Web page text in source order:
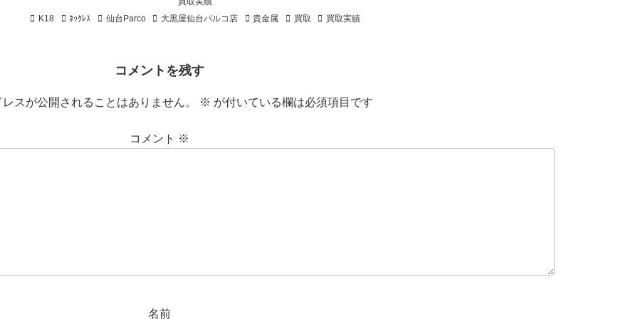
K18 ﾈｯｸﾚｽ 仙台Parco 大黒屋仙台パルコ店 貴金属 買取 買取実績
コメントを残す
レスが公開されることはありません。 ※ が付いている欄は必須項目です
コメント ※
名前